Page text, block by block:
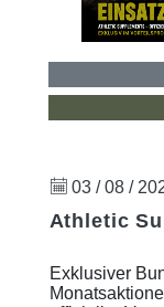
03 / 08 /
Athletic
Exklusiver